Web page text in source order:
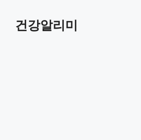
건강알리미